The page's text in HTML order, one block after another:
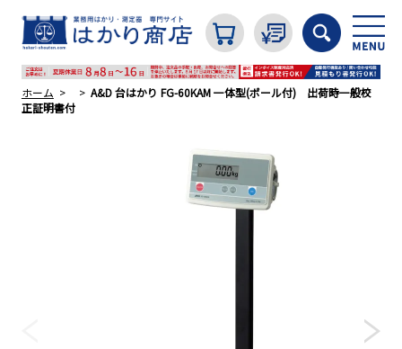
カテゴリから探す
ホーム
A&D 台はかり FG-60KAM 一体型(ポール付) 出荷時一般校
正証明書付